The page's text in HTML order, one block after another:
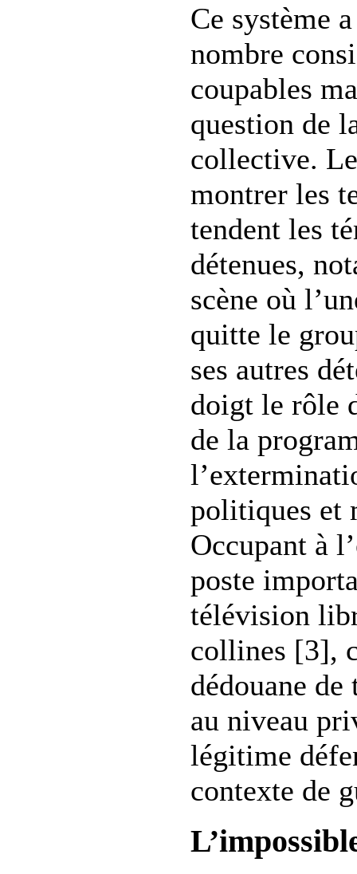
Ce système
nombre
coupables
question de
collective.
montrer les
tendent les
détenues,
scène où
quitte le
ses autres
doigt le rôle
de la
politiques et
Occupant à
poste
télévision
collines [3],
dédouane
au niveau
légitime
contexte de